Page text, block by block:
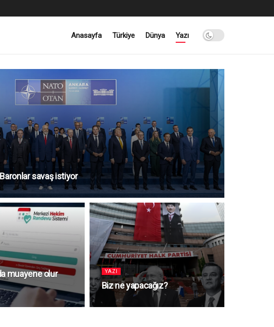
Anasayfa Türkiye Dünya Yazı
savaş istiyor
muayene olur
YAZI
Biz ne yapacağız?